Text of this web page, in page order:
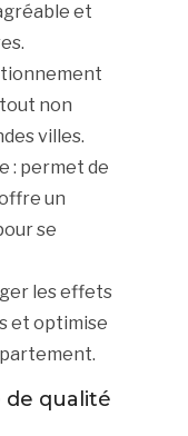
et
non
villes.
: permet de
un
se
les effets
et optimise
de qualité